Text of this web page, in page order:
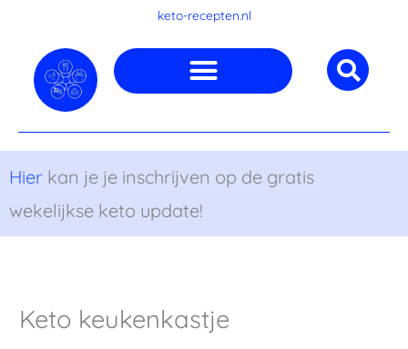
inhoud
keto-recepten.nl
Hier kan je je inschrijven op de gratis
wekelijkse keto update!
Keto keukenkastje